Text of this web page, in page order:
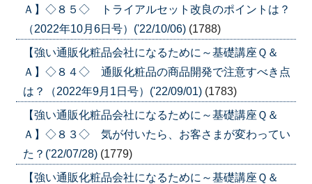
Ａ】◇８５◇ トライアルセット改良のポイントは？
（2022年10月6日号）('22/10/06) (1788)
【強い通販化粧品会社になるために～基礎講座Ｑ＆
Ａ】◇８４◇ 通販化粧品の商品開発で注意すべき点
は？（2022年9月1日号）('22/09/01) (1783)
【強い通販化粧品会社になるために～基礎講座Ｑ＆
Ａ】◇８３◇ 気が付いたら、お客さまが変わってい
た？('22/07/28) (1779)
【強い通販化粧品会社になるために～基礎講座Ｑ＆